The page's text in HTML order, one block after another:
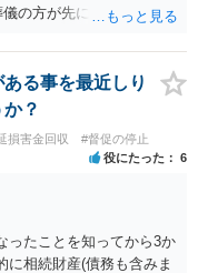
の方が先に来るのが通常
儀費用ならいくらでもよ
儀式として当然認められ
。 もし、相続人の皆さん
葬儀を行った費用であれ
れない可能性が高いの
と思います。
る事を最近しり
？
損害金回収 #督促の停止
役にたった 6
ったことを知ってから3か
に相続財産(債務も含みま